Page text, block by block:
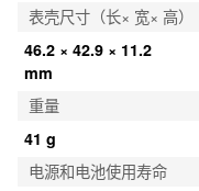
表壳尺寸（长× 宽× 高）
46.2 × 42.9 × 11.2
mm
重量
41 g
电源和电池使用寿命